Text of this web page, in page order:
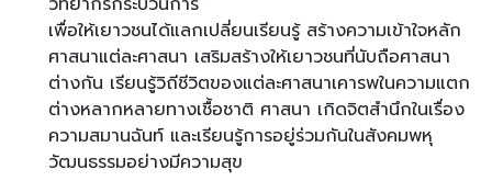
เพื่อให้เยาวชนได้แลกเปลี่ยนเรียนรู้ สร้างความเข้าใจหลัก
ศาสนาแต่ละศาสนา เสริมสร้างให้เยาวชนที่นับถือศาสนา
ต่างกัน เรียนรู้วิถีชีวิตของแต่ละศาสนาเคารพในความแตก
ต่างหลากหลายทางเชื้อชาติ ศาสนา เกิดจิตสำนึกในเรื่อง
ความสมานฉันท์ และเรียนรู้การอยู่ร่วมกันในสังคมพหุ
วัฒนธรรมอย่างมีความสุข